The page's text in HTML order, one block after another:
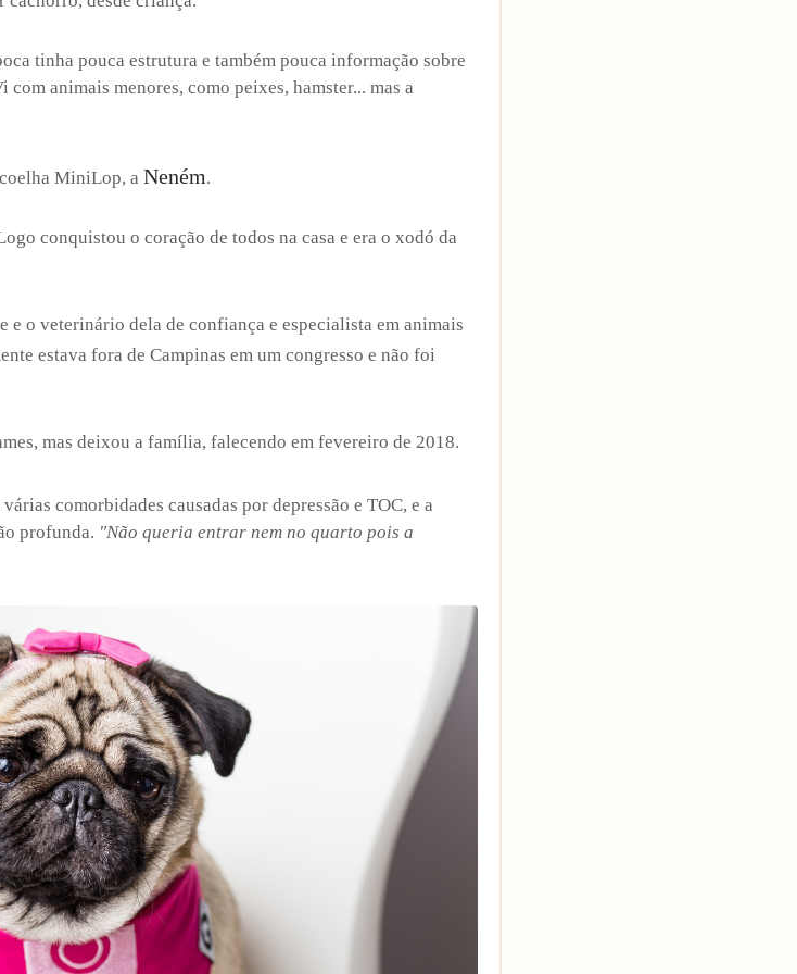
tinha pouca estrutura e também pouca informação sobre
animais menores, como peixes, hamster... mas a
MiniLop, a Neném.
conquistou o coração de todos na casa e era o xodó da
e o veterinário dela de confiança e especialista em animais
estava fora de Campinas em um congresso e não foi
mas deixou a família, falecendo em fevereiro de 2018.
comorbidades causadas por depressão e TOC, e a
profunda. "Não queria entrar nem no quarto pois a